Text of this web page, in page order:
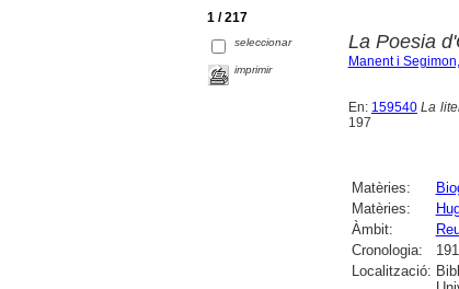
1 / 217
seleccionar
imprimir
La Poesia
Manent i
En: 159540 La
197
Matèries:
Matèries:
Àmbit:
Cronologia:
Localització: